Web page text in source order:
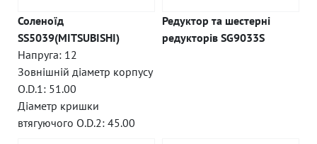
Соленоїд
SS5039(MITSUBISHI)
Напруга: 12
Зовнішній діаметр корпусу
O.D.1: 51.00
Діаметр кришки
втягуючого O.D.2: 45.00
Редуктор та шестерні
редукторів SG9033S